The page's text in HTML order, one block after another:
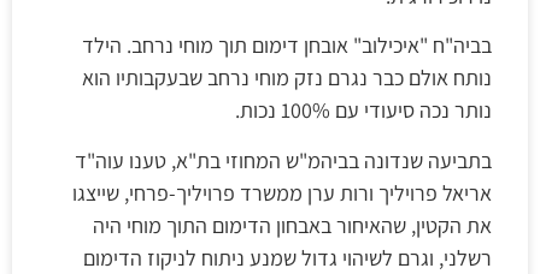
בביה"ח "איכילוב" אובחן דימום תוך מוחי נרחב. הילד
נותח אולם כבר נגרם נזק מוחי נרחב שבעקבותיו הוא
נותר נכה סיעודי עם 100% נכות.
בתביעה שנדונה בביהמ"ש המחוזי בת"א, טענו עוה"ד
אריאל פרויליך ורות ערן ממשרד פרויליך-פרחי, שייצגו
את הקטין, שהאיחור באבחון הדימום התוך מוחי היה
רשלני, וגרם לשיהוי גדול שמנע ניתוח לניקוז הדימום